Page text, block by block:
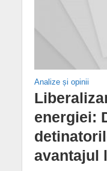
Analize și opinii
energiei:
avantajul